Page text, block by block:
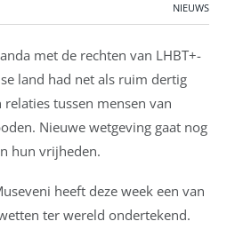
NIEUWS
met de rechten van LHBT+-
land had net als ruim dertig
tussen mensen van
Nieuwe wetgeving gaat nog
hun vrijheden.
heeft deze week een van
ter wereld ondertekend.